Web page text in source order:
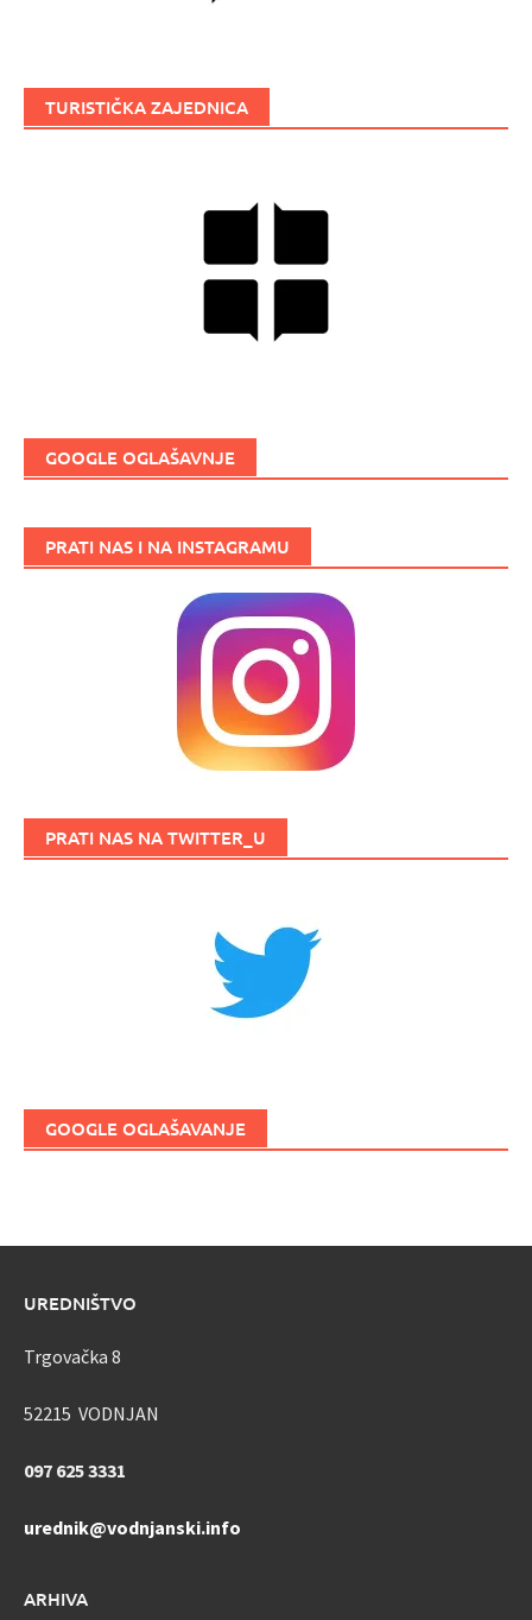
TURISTIČKA ZAJEDNICA
GOOGLE OGLAŠAVNJE
PRATI NAS I NA INSTAGRAMU
PRATI NAS NA TWITTER_U
GOOGLE OGLAŠAVANJE
UREDNIŠTVO
Trgovačka 8
52215 VODNJAN
097 625 3331
urednik@vodnjanski.info
ARHIVA